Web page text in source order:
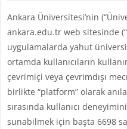
Ankara Üniversitesi’nin
ankara.edu.tr web sitesinde
uygulamalarda yahut
ortamda kullanıcıların
çevrimiçi veya çevrimdışı
birlikte “platform” olarak
sırasında kullanıcı
sunabilmek için başta 6698